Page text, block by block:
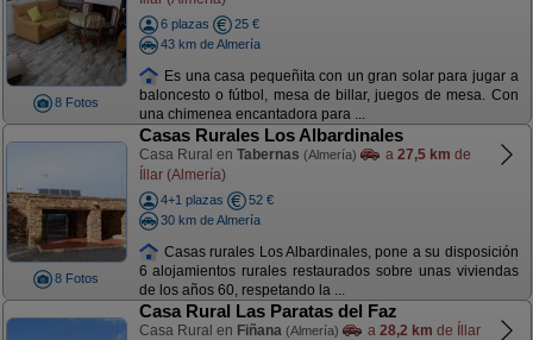
8 Fotos
6 plazas
25 €
43 km de Almería
Es una casa pequeñita con un gran solar para jugar a
baloncesto o fútbol, mesa de billar, juegos de mesa. Con
una chimenea encantadora para ...
8 Fotos
Casas Rurales Los Albardinales
Casa Rural en Tabernas (Almería) a 27,5 km de
Íllar (Almería)
4+1 plazas
52 €
30 km de Almería
Casas rurales Los Albardinales, pone a su disposición
6 alojamientos rurales restaurados sobre unas viviendas
de los años 60, respetando la ...
Casa Rural Las Paratas del Faz
Casa Rural en Fiñana (Almería) a 28,2 km de Íllar